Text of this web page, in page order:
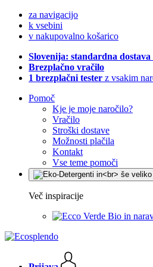
za navigacijo
k vsebini
v nakupovalno košarico
Slovenija: standardna
Brezplačno vračilo
1 brezplačni tester z vsakim
Pomoč
Kje je moje naročilo?
Vračilo
Stroški dostave
Možnosti plačila
Kontakt
Vse teme pomoči
Več inspiracije
Bio in